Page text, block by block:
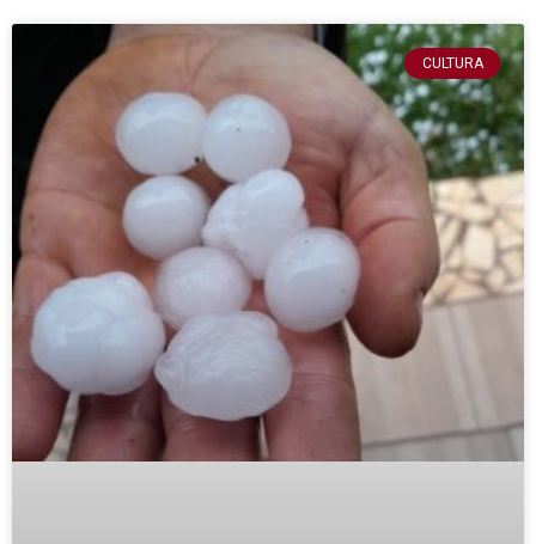
CULTURA